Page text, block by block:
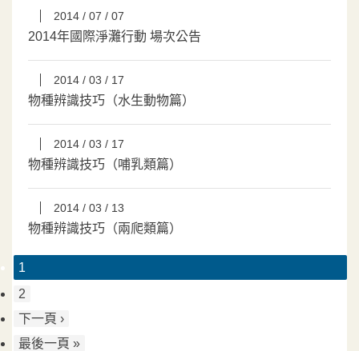
2014 / 07 / 07
2014年國際淨灘行動 場次公告
2014 / 03 / 17
物種辨識技巧（水生動物篇）
2014 / 03 / 17
物種辨識技巧（哺乳類篇）
2014 / 03 / 13
物種辨識技巧（兩爬類篇）
1
2
下一頁 ›
最後一頁 »